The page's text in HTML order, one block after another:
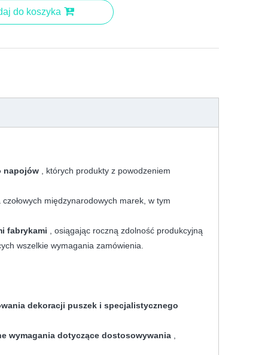
do koszyka
napojów
, których produkty z powodzeniem
międzynarodowych marek, w tym
fabrykami
, osiągając roczną zdolność produkcyjną
wszelkie wymagania zamówienia.
dekoracji puszek i specjalistycznego
wymagania dotyczące dostosowywania